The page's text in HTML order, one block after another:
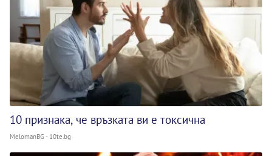
10 признака, че връзката ви е токсична
MelomanBG - 10te.bg